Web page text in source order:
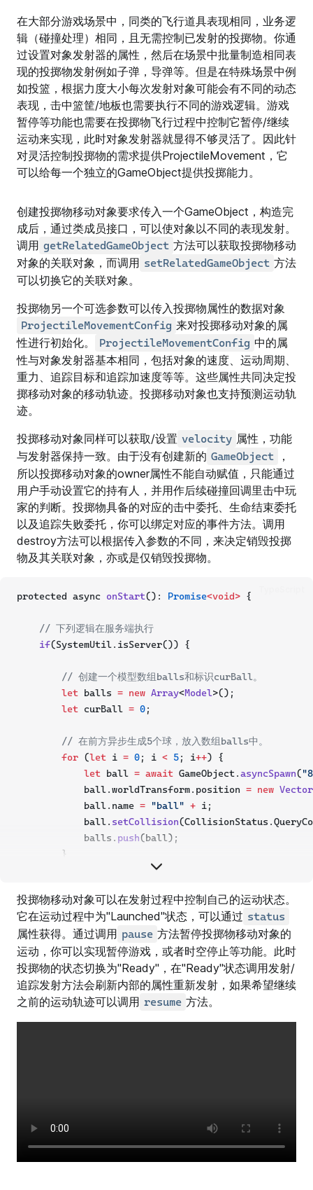
在大部分游戏场景中，同类的飞行道具表现相同，业务逻
辑（碰撞处理）相同，且无需控制已发射的投掷物。你通
过设置对象发射器的属性，然后在场景中批量制造相同表
现的投掷物发射例如子弹，导弹等。但是在特殊场景中例
如投篮，根据力度大小每次发射对象可能会有不同的动态
表现，击中篮筐/地板也需要执行不同的游戏逻辑。游戏
暂停等功能也需要在投掷物飞行过程中控制它暂停/继续
运动来实现，此时对象发射器就显得不够灵活了。因此针
对灵活控制投掷物的需求提供ProjectileMovement，它
可以给每一个独立的GameObject提供投掷能力。
创建投掷物移动对象要求传入一个GameObject，构造完
成后，通过类成员接口，可以使对象以不同的表现发射。
调用 getRelatedGameObject 方法可以获取投掷物移动
对象的关联对象，而调用 setRelatedGameObject 方法
可以切换它的关联对象。
投掷物另一个可选参数可以传入投掷物属性的数据对象
ProjectileMovementConfig 来对投掷移动对象的属
性进行初始化。
ProjectileMovementConfig 中的属
性与对象发射器基本相同，包括对象的速度、运动周期、
重力、追踪目标和追踪加速度等等。这些属性共同决定投
掷移动对象的移动轨迹。投掷移动对象也支持预测运动轨
迹。
投掷移动对象同样可以获取/设置 velocity 属性，功能
与发射器保持一致。由于没有创建新的 GameObject
，
所以投掷移动对象的owner属性不能自动赋值，只能通过
用户手动设置它的持有人，并用作后续碰撞回调里击中玩
家的判断。投掷物具备的对应的击中委托、生命结束委托
以及追踪失败委托，你可以绑定对应的事件方法。调用
destroy方法可以根据传入参数的不同，来决定销毁投掷
物及其关联对象，亦或是仅销毁投掷物。
protected async onStart(): Promise<void> {
// 下列逻辑在服务端执行
if(SystemUtil.isServer()) {
// 创建一个模型数组balls和标识curBall。
let balls = new Array<Model>();
let curBall = 0;
// 在前方异步生成5个球，放入数组balls中。
for (let i = 0; i < 5; i++) {
let ball = await GameObject.asyncSpawn(
            ball.worldTransform.position
= new Vector
            ball.name
= "ball" + i;
            ball.
setCollision
            balls.
push(ball);
        }
let projectile = new ProjectileMovement
// 给击中委托绑定一个函数，当击中对象是目标时，播
        projectile.onProjectileHit.
add((hitGameObject
            EffectService.
playAtPosition("99599",
        });
            console.
"DESTROY");
let deleteBall = projectile.
let deleteIndex = balls.indexOf
投掷物移动对象可以在发射过程中控制自己的运动状态。
它在运动过程中为"Launched"状态，可以通过 status
属性获得。通过调用 pause 方法暂停投掷物移动对象的
运动，你可以实现暂停游戏，或者时空停止等功能。此时
投掷物的状态切换为"Ready"，在"Ready"状态调用发射/
追踪发射方法会刷新内部的属性重新发射，如果希望继续
之前的运动轨迹可以调用 resume 方法。